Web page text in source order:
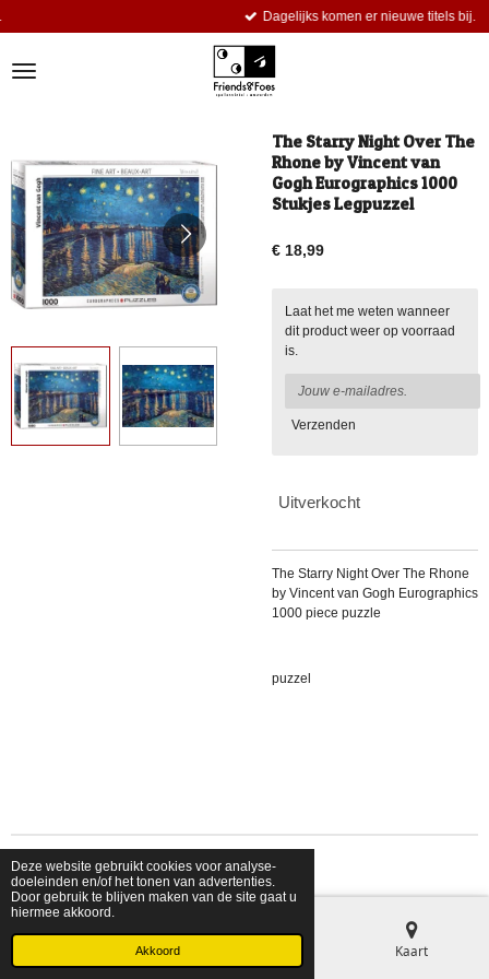
Deze website gebruikt cookies voor analyse-
doeleinden en/of het tonen van advertenties.
Door gebruik te blijven maken van de site gaat u
hiermee akkoord.
Akkoord
de
Dagelijks komen er nieuwe titels bij.
The Starry Night Over The
Rhone by Vincent van
Gogh Eurographics 1000
Stukjes Legpuzzel
€ 18,99
Laat het me weten wanneer
dit product weer op voorraad
is.
Verzenden
Uitverkocht
The Starry Night Over The Rhone
by Vincent van Gogh Eurographics
1000 piece puzzle
puzzel
© 2026 shopfriendsfoes
Kaart